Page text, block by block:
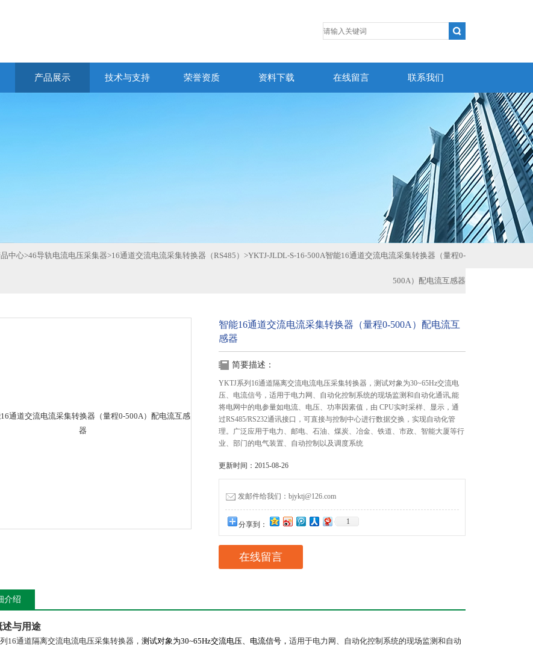
产品展示 技术与支持 荣誉资质 资料下载 在线留言 联系我们
中心>46导轨电流电压采集器>16通道交流电流采集转换器（RS485） >YKTJ-JLDL-S-16-500A智能16通道交流电流采集转换器（量程0-
500A）配电流互感器
智能16通道交流电流采集转换器（量程0-500A）配电流互
感器
简要描述：
YKTJ系列16通道隔离交流电流电压采集转换器，测试对象为30~65Hz交流电
压、电流信号，适用于电力网、自动化控制系统的现场监测和自动化通讯,能
将电网中的电参量如电流、电压、功率因素值，由 CPU实时采样、显示，通
过RS485/RS232通讯接口，可直接与控制中心进行数据交换，实现自动化管
理。广泛应用于电力、邮电、石油、煤炭、冶金、铁道、市政、智能大厦等行
业、部门的电气装置、自动控制以及调度系统
更新时间：2015-08-26
发邮件给我们：bjyktj@126.com
分享到： 1
在线留言
介绍
述与用途
16通道隔离交流电流电压采集转换器， 测试对象为30~65Hz交流电压、电流信号， 适用于电力网、自动化控制系统的现场监测和自动